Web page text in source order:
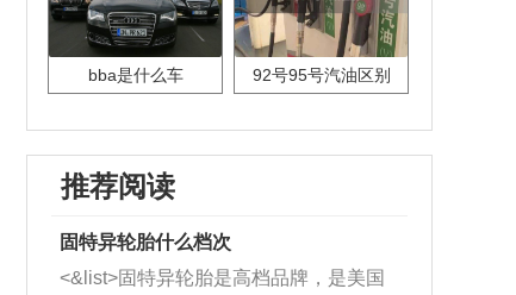
bba是什么车 92号95号汽油区别
推荐阅读
固特异轮胎什么档次
<&list>固特异轮胎是高档品牌，是美国